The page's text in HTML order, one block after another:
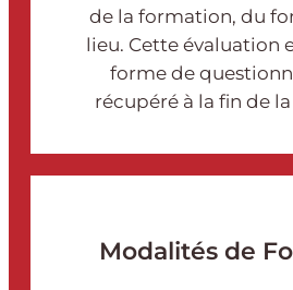
de la formation, du
lieu. Cette évaluation
forme de
récupéré à la fin de
Modalités de